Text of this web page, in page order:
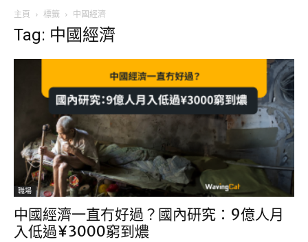
主頁 標籤 中國經濟
Tag: 中國經濟
職場
中國經濟一直冇好過？國內研究：9億人月
入低過¥3000窮到燶